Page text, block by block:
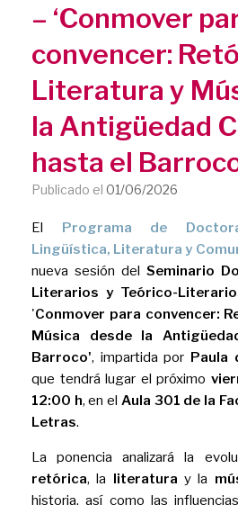
– ‘Conmover
convencer:
Literatura y
la Antigüedad
hasta el
Publicado el 01/06/2026
El Programa de
Lingüística, Literatura y
nueva sesión del Seminario
Literarios y Teórico-
'Conmover para convencer:
Música desde la
Barroco', impartida por Paula
que tendrá lugar el próximo
12:00 h, en el Aula 301 de la
Letras.
La ponencia analizará la
retórica, la literatura y la
historia, así como las